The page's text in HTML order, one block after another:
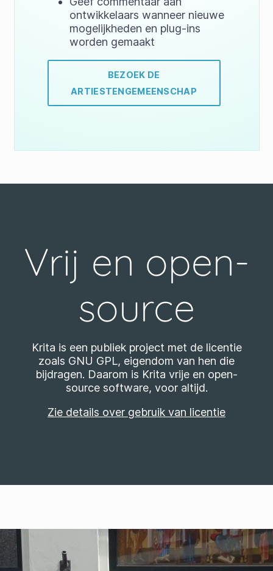
ontwikkelaars wanneer nieuwe
mogelijkheden en plug-ins
worden gemaakt
BEZOEK DE
ARTIESTENGEMEENSCHAP
Vrij en open-
source
Krita is een publiek project met de licentie
zoals GNU GPL, eigendom van hen die
bijdragen. Daarom is Krita vrije en open-
source software, voor altijd.
Zie details over gebruik van licentie